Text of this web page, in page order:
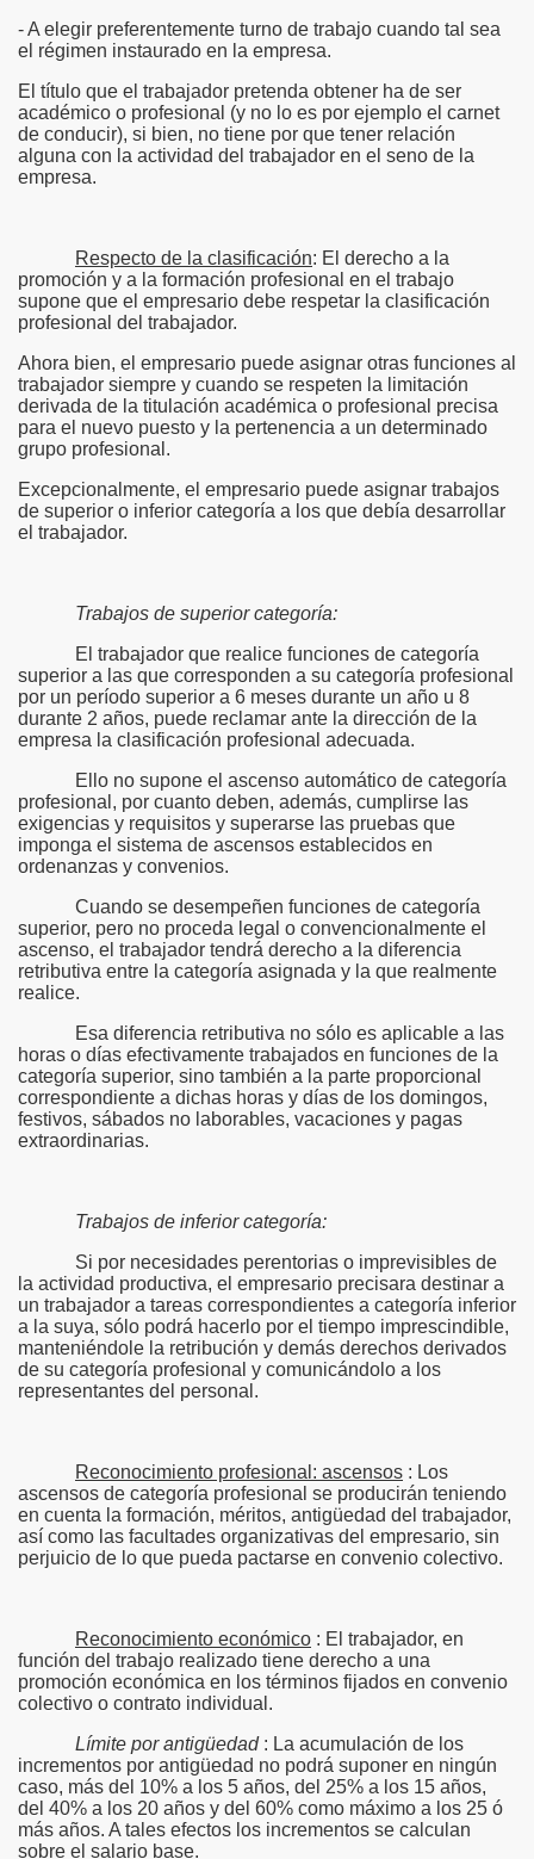
- A elegir preferentemente turno de trabajo cuando tal sea
el régimen instaurado en la empresa.
El título que el trabajador pretenda obtener ha de ser
académico o profesional (y no lo es por ejemplo el carnet
de conducir), si bien, no tiene por que tener relación
alguna con la actividad del trabajador en el seno de la
empresa.
Respecto de la clasificación: El derecho a la
promoción y a la formación profesional en el trabajo
supone que el empresario debe respetar la clasificación
profesional del trabajador.
Ahora bien, el empresario puede asignar otras funciones al
trabajador siempre y cuando se respeten la limitación
derivada de la titulación académica o profesional precisa
para el nuevo puesto y la pertenencia a un determinado
grupo profesional.
Excepcionalmente, el empresario puede asignar trabajos
de superior o inferior categoría a los que debía desarrollar
el trabajador.
Trabajos de superior categoría:
El trabajador que realice funciones de categoría
superior a las que corresponden a su categoría profesional
por un período superior a 6 meses durante un año u 8
durante 2 años, puede reclamar ante la dirección de la
empresa la clasificación profesional adecuada.
Ello no supone el ascenso automático de categoría
profesional, por cuanto deben, además, cumplirse las
exigencias y requisitos y superarse las pruebas que
imponga el sistema de ascensos establecidos en
ordenanzas y convenios.
Cuando se desempeñen funciones de categoría
superior, pero no proceda legal o convencionalmente el
ascenso, el trabajador tendrá derecho a la diferencia
retributiva entre la categoría asignada y la que realmente
realice.
Esa diferencia retributiva no sólo es aplicable a las
horas o días efectivamente trabajados en funciones de la
categoría superior, sino también a la parte proporcional
correspondiente a dichas horas y días de los domingos,
festivos, sábados no laborables, vacaciones y pagas
extraordinarias.
Trabajos de inferior categoría:
Si por necesidades perentorias o imprevisibles de
la actividad productiva, el empresario precisara destinar a
un trabajador a tareas correspondientes a categoría inferior
a la suya, sólo podrá hacerlo por el tiempo imprescindible,
manteniéndole la retribución y demás derechos derivados
de su categoría profesional y comunicándolo a los
representantes del personal.
Reconocimiento profesional: ascensos : Los
ascensos de categoría profesional se producirán teniendo
en cuenta la formación, méritos, antigüedad del trabajador,
así como las facultades organizativas del empresario, sin
perjuicio de lo que pueda pactarse en convenio colectivo.
Reconocimiento económico : El trabajador, en
función del trabajo realizado tiene derecho a una
promoción económica en los términos fijados en convenio
colectivo o contrato individual.
Límite por antigüedad : La acumulación de los
incrementos por antigüedad no podrá suponer en ningún
caso, más del 10% a los 5 años, del 25% a los 15 años,
del 40% a los 20 años y del 60% como máximo a los 25 ó
más años. A tales efectos los incrementos se calculan
sobre el salario base.